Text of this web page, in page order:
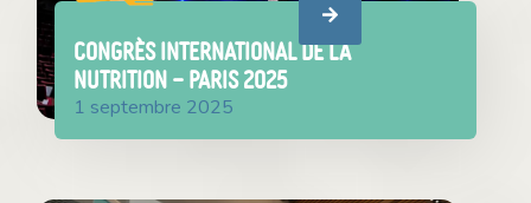
Congrès international de la
nutrition – Paris 2025
1 septembre 2025